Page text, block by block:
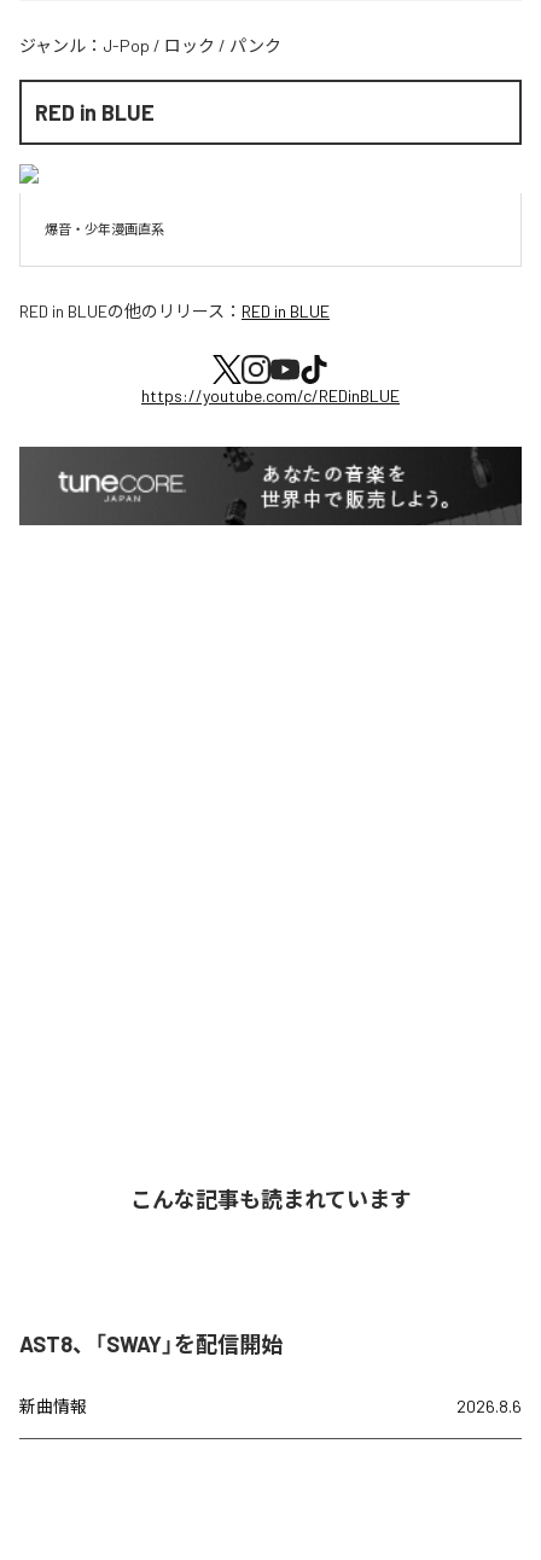
ジャンル： J-Pop / ロック / パンク
RED in BLUE
爆音・少年漫画直系
RED in BLUEの他のリリース： RED in BLUE
https://youtube.com/c/REDinBLUE
こんな記事も読まれています
AST8、「SWAY」を配信開始
新曲情報 2026.8.6